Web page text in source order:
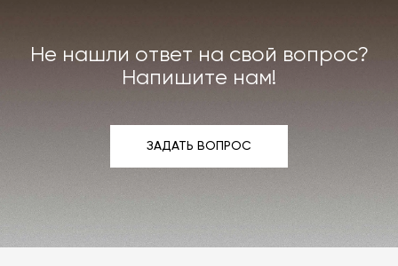
Не нашли ответ на свой вопрос?
Напишите нам!
ЗАДАТЬ ВОПРОС